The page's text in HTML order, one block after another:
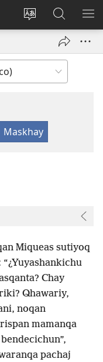
Direccionpi
Sutiykiwan
jaykuy
nueva
JW.ORG
nisqapi
maskhay
Miqueas sutiyoq
Chay
Qhawariy,
noqan
mamanqa
pachaj